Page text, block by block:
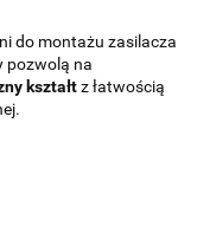
do montażu zasilacza
pozwolą na
kształtz łatwością